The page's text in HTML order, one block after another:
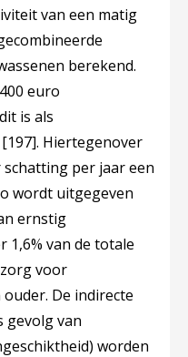
van een matig
berekend.
euro
is als
[197]. Hiertegenover
per jaar een
wordt uitgegeven
ernstig
1,6% van de totale
voor
De indirecte
gevolg van
worden